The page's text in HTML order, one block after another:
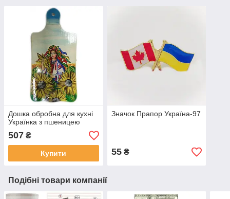
Дошка обробна для кухні
Українка з пшеницею
507 ₴
Купити
Значок Прапор Україна-97
55₴
Подібні товари компанії